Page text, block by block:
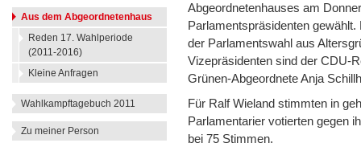
Abgeordnetenhauses am
Parlamentspräsidenten
der Parlamentswahl aus
Vizepräsidenten sind der CDU-
Grünen-Abgeordnete Anja
Für Ralf Wieland stimmten in
Parlamentarier votierten gegen
bei 75 Stimmen.
Aus dem Abgeordnetenhaus
Reden 17. Wahlperiode
(2011-2016)
Kleine Anfragen
Wahlkampftagebuch 2011
Zu meiner Person